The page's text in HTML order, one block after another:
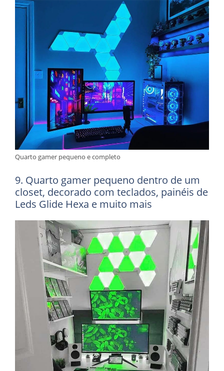
Quarto gamer pequeno e completo
9. Quarto gamer pequeno dentro de um
closet, decorado com teclados, painéis de
Leds Glide Hexa e muito mais